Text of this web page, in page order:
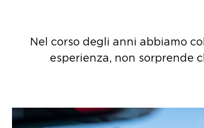
Nel corso degli anni abbiamo
esperienza, non sorprende